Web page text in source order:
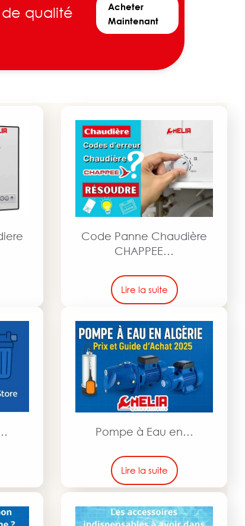
de qualité
Acheter
Maintenant
Code Panne Chaudière
CHAPPEE…
Lire la suite
Pompe à Eau en…
Lire la suite